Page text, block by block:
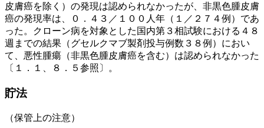
皮膚癌を除く）の発現は認められなかったが、非黒色腫皮膚
癌の発現率は、０．４３／１００人年（１／２７４例）であ
った。クローン病を対象とした国内第３相試験における４８
週までの結果（グセルクマブ製剤投与例数３８例）におい
て、悪性腫瘍（非黒色腫皮膚癌を含む）は認められなかった
〔１．１、８．５参照〕。
貯法
（保管上の注意）